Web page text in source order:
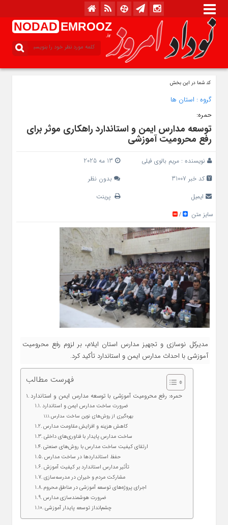
NODAD EMROOZ
.ir
کد شما در این بخش
گروه : استان ها
حمره:
توسعه مدارس ایمن و استاندارد راهکاری موثر برای
رفع محرومیت آموزشی
نویسنده : مریم بالوی فیلی
کد خبر 31007
بدون نظر
ایمیل
پرینت
سایز متن
/
مدیرکل نوسازی و تجهیز مدارس استان ایلام، بر لزوم رفع محرومیت
آموزشی با احداث مدارس ایمن و استاندارد تأکید کرد.
فهرست مطالب
حمره: رفع محرومیت آموزشی با توسعه مدارس ایمن و استاندارد
ضرورت ساخت مدارس ایمن و استاندارد
بهره‌گیری از روش‌های نوین ساخت مدارس
کاهش هزینه و افزایش مقاومت مدارس
ساخت مدارس پایدار با فناوری‌های داخلی
ارتقای کیفیت ساخت مدارس با روش‌های صنعتی
حفظ استانداردها در ساخت مدارس
تأثیر مدارس استاندارد بر کیفیت آموزش
مشارکت مردم و خیران در مدرسه‌سازی
اجرای پروژه‌های توسعه آموزشی در مناطق محروم
ضرورت هوشمندسازی مدارس
چشم‌انداز توسعه پایدار آموزشی